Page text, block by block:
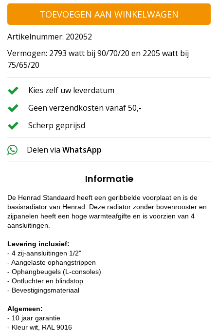
TOEVOEGEN AAN WINKELWAGEN
Artikelnummer: 202052
Vermogen: 2793 watt bij 90/70/20 en 2205 watt bij
75/65/20
Kies zelf uw leverdatum
Geen verzendkosten vanaf 50,-
Scherp geprijsd
Delen via WhatsApp
Informatie
De Henrad Standaard heeft een geribbelde voorplaat en is de
basisradiator van Henrad. Deze radiator zonder bovenrooster en
zijpanelen heeft een hoge warmteafgifte en is voorzien van 4
aansluitingen.
Levering inclusief:
- 4 zij-aansluitingen 1/2"
- Aangelaste ophangstrippen
- Ophangbeugels (L-consoles)
- Ontluchter en blindstop
- Bevestigingsmateriaal
Algemeen:
- 10 jaar garantie
- Kleur wit, RAL 9016